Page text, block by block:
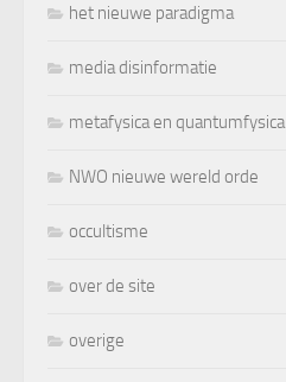
het nieuwe paradigma
media disinformatie
metafysica en quantumfysica
NWO nieuwe wereld orde
occultisme
over de site
overige